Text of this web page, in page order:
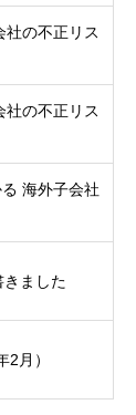
社の不正リス
社の不正リス
海外子会社
きました
月）